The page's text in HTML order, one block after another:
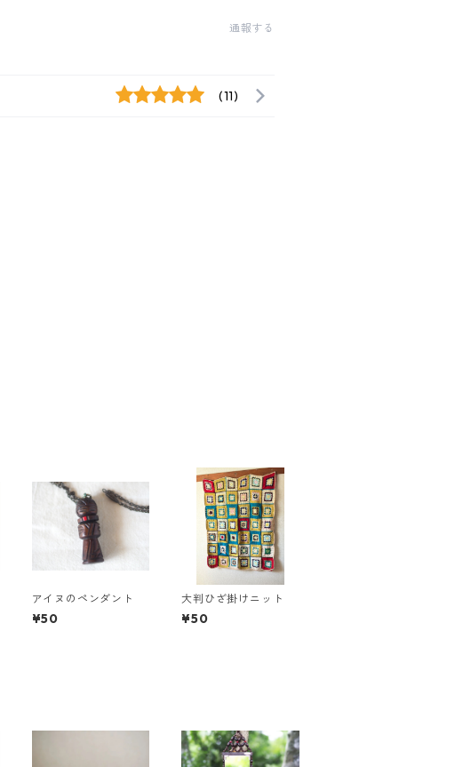
通報する
(11)
アイヌのペンダント
¥50
大判ひざ掛けニット
¥50